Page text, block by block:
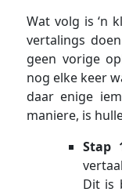
Wat volg is ‘n
vertalings
geen vorige
nog elke keer
daar enige
maniere, is
Stap
Dit is